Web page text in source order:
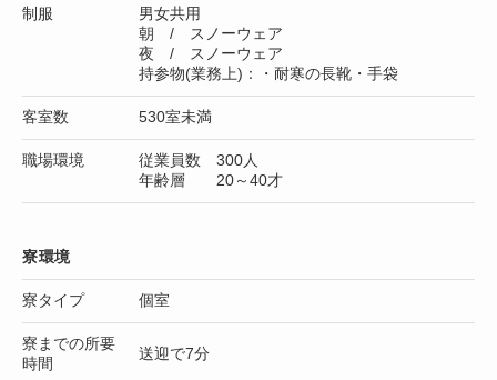
制服
男女共用
朝 / スノーウェア
夜 / スノーウェア
持参物(業務上)：・耐寒の長靴・手袋
客室数 530室未満
職場環境
従業員数 300人
年齢層 20～40才
寮環境
寮タイプ 個室
寮までの所要
時間
送迎で7分